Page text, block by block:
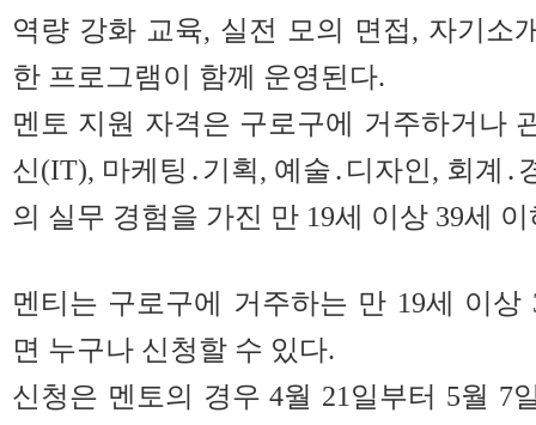
역량 강화 교육, 실전 모의 면접, 자기소
한 프로그램이 함께 운영된다.
멘토 지원 자격은 구로구에 거주하거나
신(IT), 마케팅․기획, 예술․디자인, 회계․
의 실무 경험을 가진 만 19세 이상 39세
멘티는 구로구에 거주하는 만 19세 이
면 누구나 신청할 수 있다.
신청은 멘토의 경우 4월 21일부터 5월 7